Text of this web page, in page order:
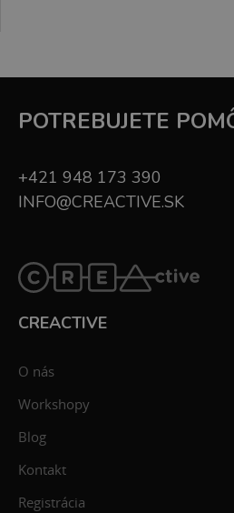
POTREBUJETE
+421 948 173 390
INFO@CREACTIVE.SK
CREACTIVE
O nás
Workshopy
Blog
Kontakt
Registrácia